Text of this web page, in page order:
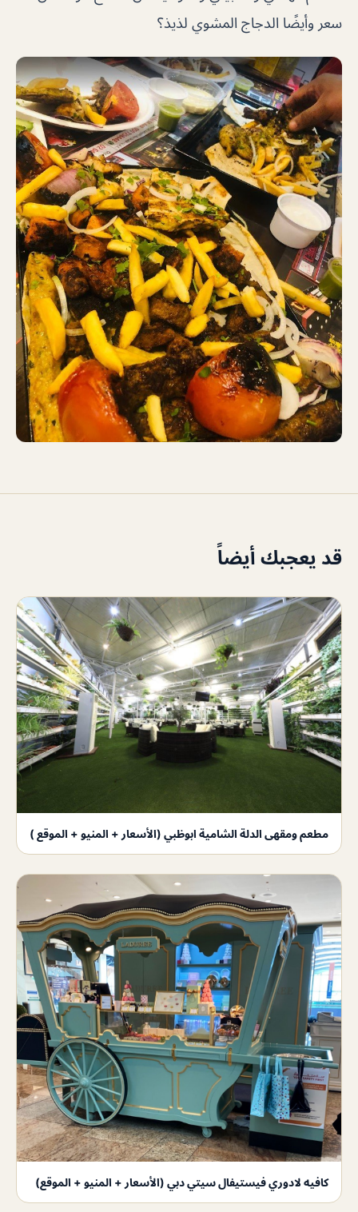
سعر وأيضًا الدجاج المشوي لذيذ؟
قد يعجبك أيضاً
مطعم ومقهى الدلة الشامية ابوظبي (الأسعار + المنيو + الموقع )
كافيه لادوري فيستيفال سيتي دبي (الأسعار + المنيو + الموقع)